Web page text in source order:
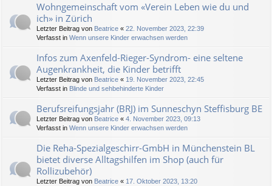
Wohngemeinschaft vom «Verein Leben wie du und
ich» in Zürich
Letzter Beitrag von Beatrice « 22. November 2023, 22:39
Verfasst in Wenn unsere Kinder erwachsen werden
Infos zum Axenfeld-Rieger-Syndrom- eine seltene
Augenkrankheit, die Kinder betrifft
Letzter Beitrag von Beatrice « 19. November 2023, 22:45
Verfasst in Blinde und sehbehinderte Kinder
Berufsreifungsjahr (BRJ) im Sunneschyn Steffisburg BE
Letzter Beitrag von Beatrice « 4. November 2023, 09:13
Verfasst in Wenn unsere Kinder erwachsen werden
Die Reha-Spezialgeschirr-GmbH in Münchenstein BL
bietet diverse Alltagshilfen im Shop (auch für
Rollizubehör)
Letzter Beitrag von Beatrice « 17. Oktober 2023, 13:20